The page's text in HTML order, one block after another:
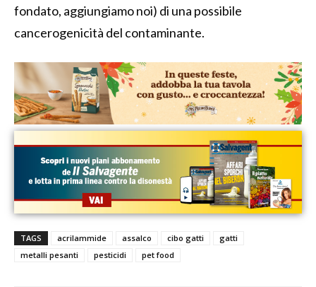
fondato, aggiungiamo noi) di una possibile
cancerogenicità del contaminante.
TAGS acrilammide assalco cibo gatti
gatti
metalli pesanti
pesticidi pet food